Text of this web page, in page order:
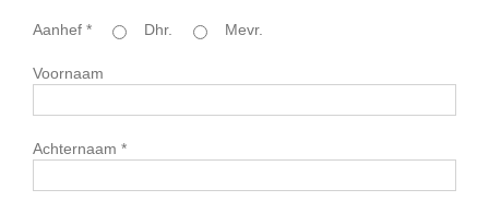
Aanhef * Dhr. Mevr.
Voornaam
Achternaam *